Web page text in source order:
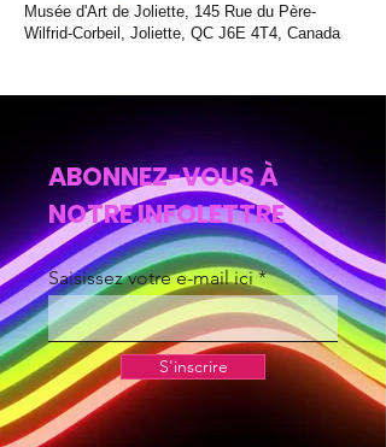
Musée d'Art de Joliette, 145 Rue du Père-
Wilfrid-Corbeil, Joliette, QC J6E 4T4, Canada
ABONNEZ-VOUS À
NOTRE INFOLETTRE
Saisissez votre e-mail ici
S'inscrire